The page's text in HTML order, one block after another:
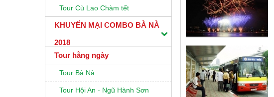
Tour Cù Lao Chàm tết
KHUYẾN MẠI COMBO BÀ NÀ
2018
Tour hằng ngày
Tour Bà Nà
Tour Hội An - Ngũ Hành Sơn